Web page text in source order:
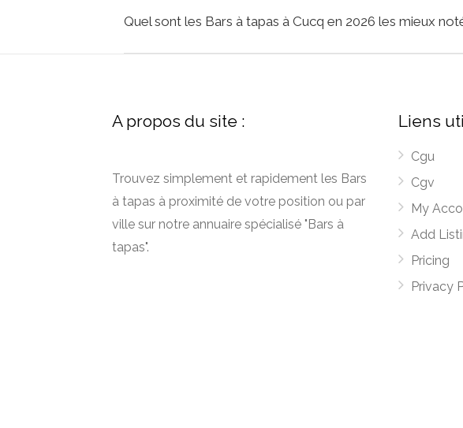
Quel sont les Bars à tapas à Cucq en 2026 les mieux
A propos du site :
Trouvez simplement et rapidement les Bars
à tapas à proximité de votre position ou par
ville sur notre annuaire spécialisé "Bars à
tapas".
Liens
Cgu
Cgv
My
Add
Pricing
Privacy